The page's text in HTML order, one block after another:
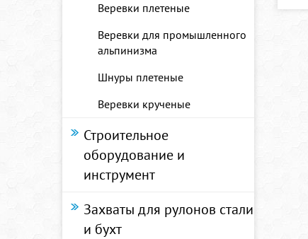
Веревки плетеные
Веревки для промышленного
альпинизма
Шнуры плетеные
Веревки крученые
Строительное
оборудование и
инструмент
Захваты для рулонов стали
и бухт